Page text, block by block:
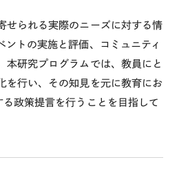
せられる実際のニーズに対する情
ントの実施と評価、コミュニティ
本研究プログラムでは、教員にと
を行い、その知見を元に教育にお
政策提言を行うことを目指して